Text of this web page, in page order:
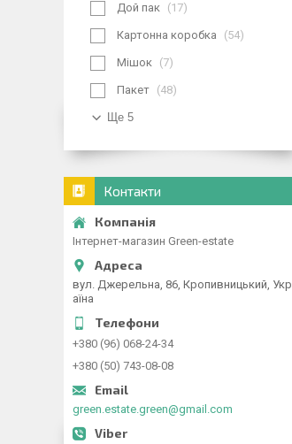
Дой пак 17
Картонна коробка 54
Мішок 7
Пакет 48
Ще 5
Контакти
Інтернет-магазин Green-estate
вул. Джерельна, 86, Кропивницький, Укр
аїна
+380 (96) 068-24-34
+380 (50) 743-08-08
green.estate.green@gmail.com